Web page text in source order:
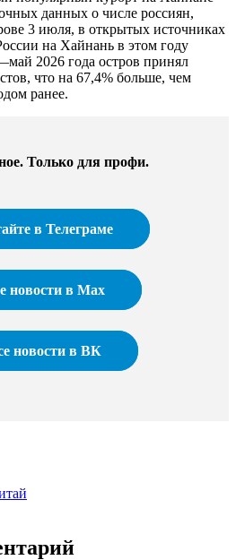
данных о числе россиян,
3 июля, в открытых источниках
на Хайнань в этом году
2026 года остров принял
что на 67,4% больше, чем
ранее.
Только для профи.​
в Телеграме
новости в Max
новости в ВК